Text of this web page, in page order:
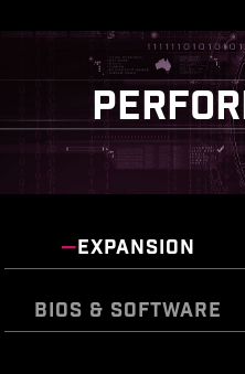
EXPANSION
BIOS & SOFTWARE